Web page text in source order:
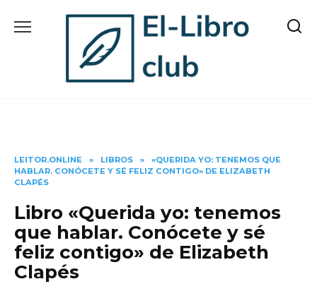
LEITOR.ONLINE » LIBROS »
«QUERIDA YO: TENEMOS QUE
HABLAR. CONÓCETE Y SÉ FELIZ CONTIGO» DE ELIZABETH
CLAPÉS
Libro «Querida yo: tenemos
que hablar. Conócete y sé
feliz contigo» de Elizabeth
Clapés